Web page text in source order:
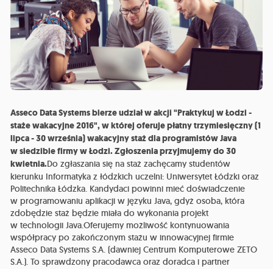
Asseco Data Systems bierze udział w akcji "Praktykuj w Łodzi -
staże wakacyjne 2016", w której oferuje płatny trzymiesięczny (1
lipca - 30 września) wakacyjny staż dla programistów Java
w siedzibie firmy w Łodzi. Zgłoszenia przyjmujemy do 30
kwietnia.Do zgłaszania się na staż zachęcamy studentów
kierunku Informatyka z łódzkich uczelni: Uniwersytet Łódzki oraz
Politechnika Łódzka. Kandydaci powinni mieć doświadczenie
w programowaniu aplikacji w języku Java, gdyż osoba, która
zdobędzie staż będzie miała do wykonania projekt
w technologii Java.Oferujemy możliwość kontynuowania
współpracy po zakończonym stażu w innowacyjnej firmie
Asseco Data Systems S.A. (dawniej Centrum Komputerowe ZETO
S.A.). To sprawdzony pracodawca oraz doradca i partner